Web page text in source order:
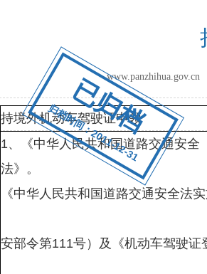
已归档
归档时间：2011-12-31
持境外机动车驾驶证申领
1、《中华人民共和国道路交通安全
法
《中华人民共和国道路
安部令第111号）及《机动车驾驶证